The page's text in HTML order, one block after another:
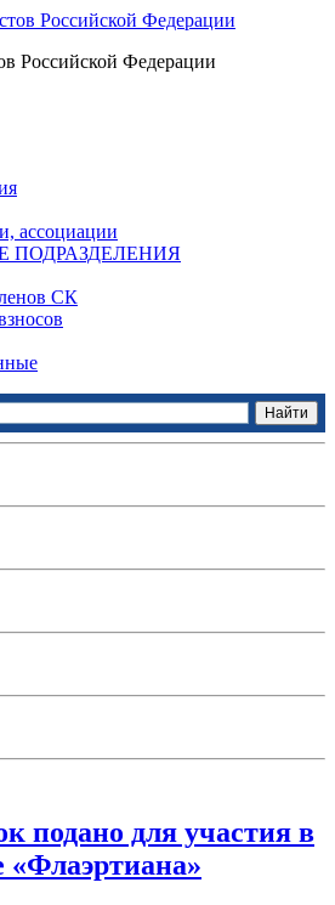
Российской Федерации
ассоциации
ПОДРАЗДЕЛЕНИЯ
СК
подано для участия в
«Флаэртиана»